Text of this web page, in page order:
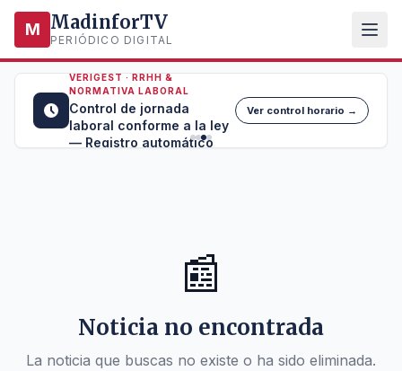
M MadinforTV
PERIÓDICO DIGITAL
VERIGEST · RRHH &
NORMATIVA LABORAL
Control de jornada
laboral conforme a la ley
— Registro automático
Ver control horario →
📰
Noticia no encontrada
La noticia que buscas no existe o ha sido eliminada.